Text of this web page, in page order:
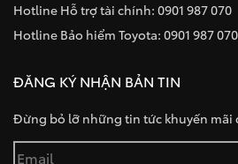
Hotline Hỗ trợ tài chính: 0901 987 070
Hotline Bảo hiểm Toyota: 0901 987 070
ĐĂNG KÝ NHẬN BẢN TIN
Đừng bỏ lỡ những tin tức khuyến mãi